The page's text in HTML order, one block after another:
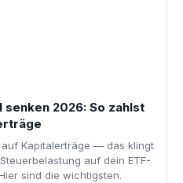
2026: So zahlst
Kapitalerträge — das klingt
auf dein ETF-
sind die wichtigsten.